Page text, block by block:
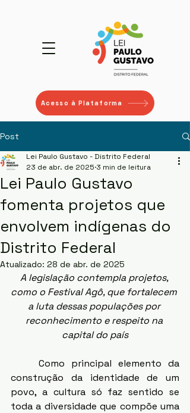
Acesso à Plataforma
Post
Lei Paulo Gustavo
fomenta projetos que
envolvem indígenas do
Distrito Federal
Lei Paulo Gustavo - Distrito Federal
23 de abr. de 2025 3 min de leitura
Atualizado: 28 de abr. de 2025
A legislação contempla projetos,
como o Festival Agô, que fortalecem
a luta dessas populações por
reconhecimento e respeito na
capital do país
construção da identidade de um
povo, a cultura só faz sentido se
toda a diversidade que compõe uma